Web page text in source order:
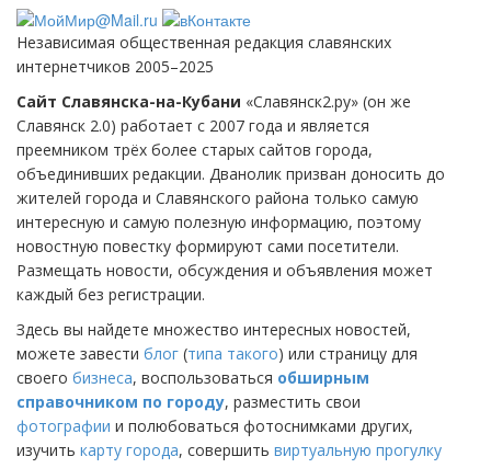
Независимая общественная редакция славянских
интернетчиков 2005–2025
Сайт Славянска-на-Кубани «Славянск2.ру» (он же
Славянск 2.0) работает с 2007 года и является
преемником трёх более старых сайтов города,
объединивших редакции. Дванолик призван доносить до
жителей города и Славянского района только самую
интересную и самую полезную информацию, поэтому
новостную повестку формируют сами посетители.
Размещать новости, обсуждения и объявления может
каждый без регистрации.
Здесь вы найдете множество интересных новостей,
можете завести блог (типа такого) или страницу для
своего бизнеса, воспользоваться обширным
справочником по городу, разместить свои
фотографии и полюбоваться фотоснимками других,
изучить карту города, совершить виртуальную прогулку